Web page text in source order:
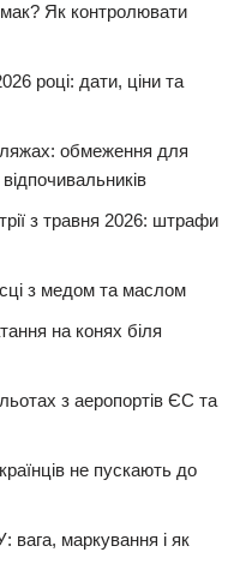
Як контролювати
році: дати, ціни та
обмеження для
з травня 2026: штрафи
з медом та маслом
на конях біля
з аеропортів ЄС та
не пускають до
вага, маркування і як